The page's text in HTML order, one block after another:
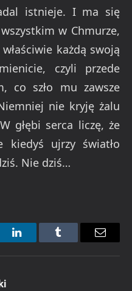
istnieje. I ma się
w Chmurze,
każdą swoją
czyli przede
co szło mu zawsze
nie kryję żalu
głębi serca liczę, że
kiedyś ujrzy światło
Nie dziś…
LinkedInTumblr Email